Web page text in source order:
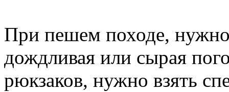
При пешем походе,
дождливая или сырая
рюкзаков, нужно взять